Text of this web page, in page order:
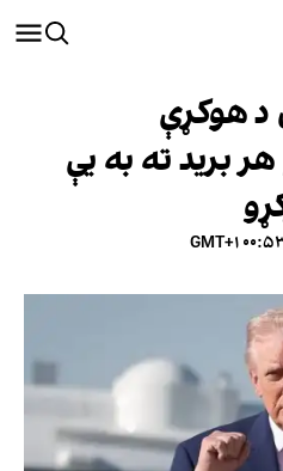
د هوکړې
برید ته به یې